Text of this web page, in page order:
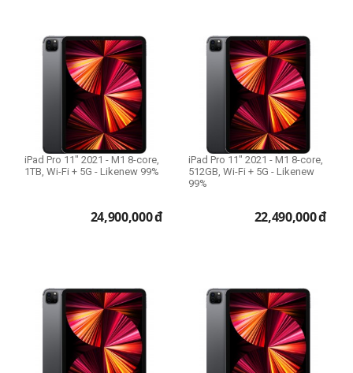
iPad Pro 11" 2021 - M1 8-core,
1TB, Wi-Fi + 5G - Likenew 99%
24,900,000đ
iPad Pro 11" 2021 - M1 8-core,
512GB, Wi-Fi + 5G - Likenew
99%
22,490,000đ